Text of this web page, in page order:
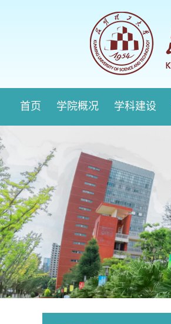
首页 学院概况 学科建设